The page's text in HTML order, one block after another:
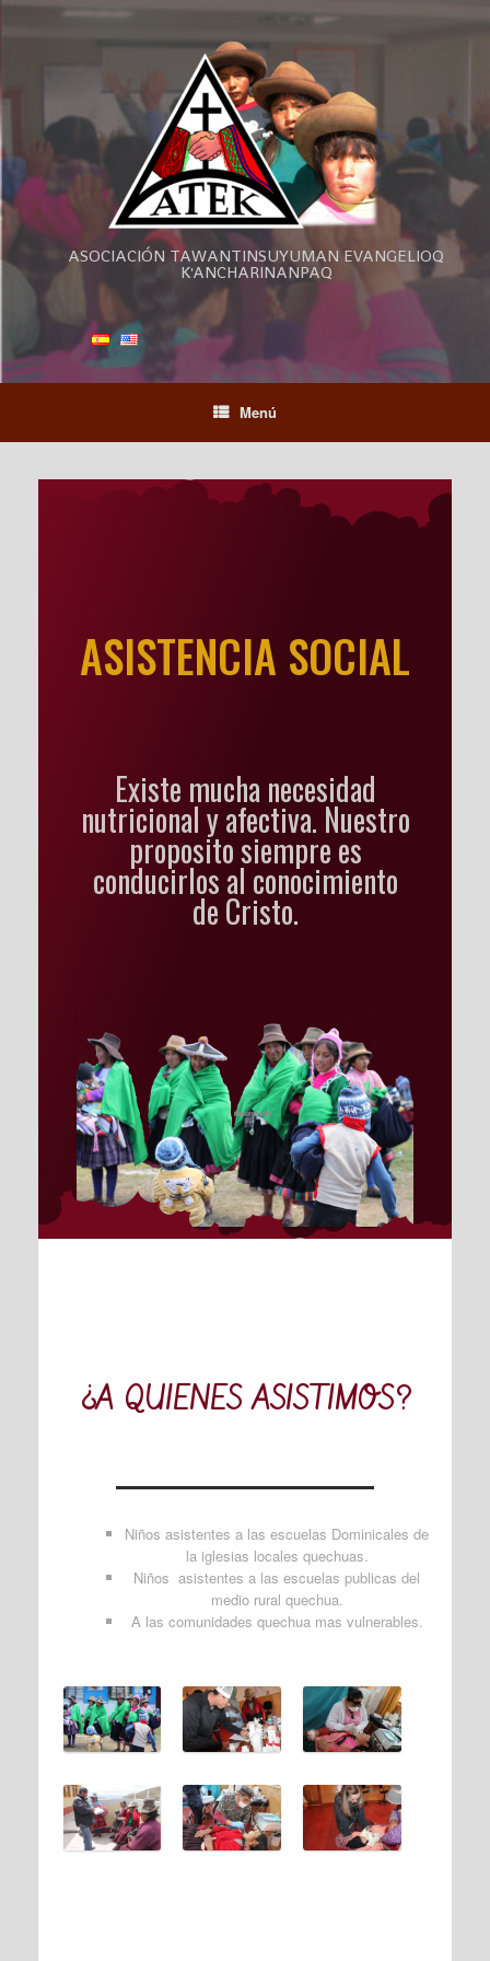
ASOCIACIÓN TAWANTINSUYUMAN EVANGELIOQ
K'ANCHARINANPAQ
Menú
ASISTENCIA SOCIAL
Existe mucha necesidad
nutricional y afectiva. Nuestro
proposito siempre es
conducirlos al conocimiento
de Cristo.
¿A QUIENES ASISTIMOS?
Niños asistentes a las escuelas Dominicales de
la iglesias locales quechuas.
Niños asistentes a las escuelas publicas del
medio rural quechua.
A las comunidades quechua mas vulnerables.